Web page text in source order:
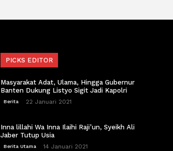
PICKS EDITOR
Masyarakat Adat, Ulama, Hingga Gubernur
Banten Dukung Listyo Sigit Jadi Kapolri
Berita 22 Januari 2021
Inna lillahi Wa Inna Ilaihi Raji’un, Syeikh Ali
Jaber Tutup Usia
Berita Utama 14 Januari 2021